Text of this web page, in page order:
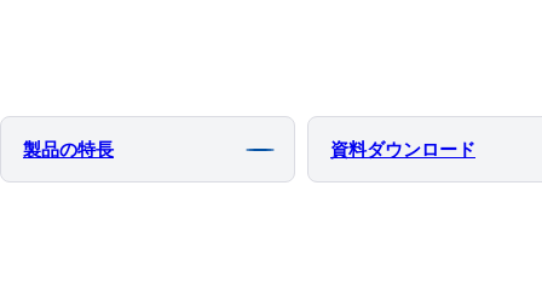
製品の特⻑ 資料ダウンロード